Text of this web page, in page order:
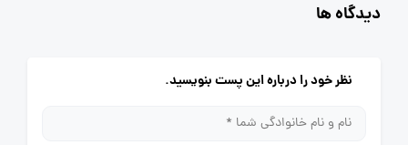
دیدگاه ها
نظر خود را درباره این پست بنویسید.